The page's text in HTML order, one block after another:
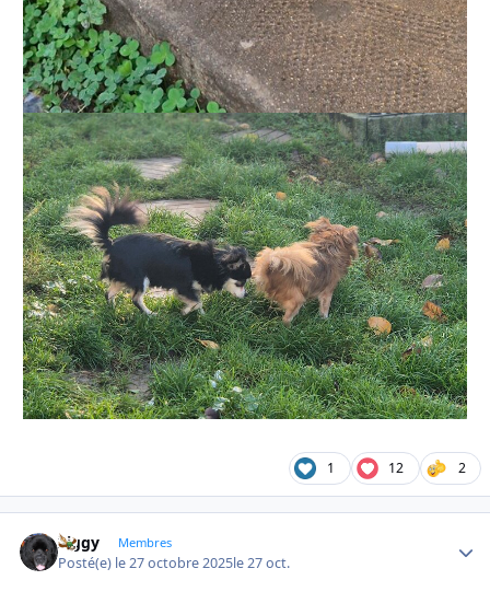
1 12 2
Ziggy Membres
Posté(e) le 27 octobre 2025le 27 oct.